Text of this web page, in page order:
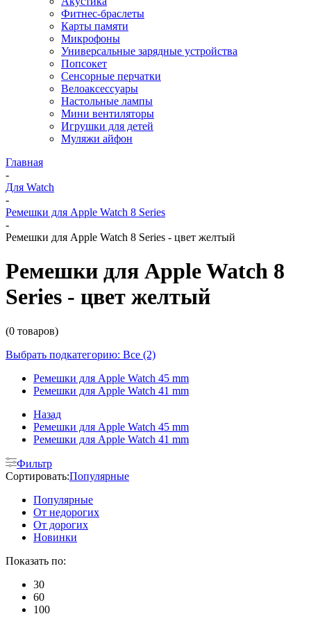
Фитнес-браслеты
Карты памяти
Микрофоны
Универсальные зарядные устройства
Попсокет
Сенсорные перчатки
Велоаксессуары
Настольные лампы
Мини вентиляторы
Игрушки для детей
Муляжи айфон
Главная
-
Для Watch
-
Ремешки для Apple Watch 8 Series
-
Ремешки для Apple Watch 8 Series - цвет желтый
Ремешки для Apple Watch 8
Series - цвет желтый
(0 товаров)
Выбрать подкатегорию: Все (2)
Ремешки для Apple Watch 45 mm
Ремешки для Apple Watch 41 mm
Назад
Ремешки для Apple Watch 45 mm
Ремешки для Apple Watch 41 mm
Фильтр
Сортировать:Популярные
Популярные
От недорогих
От дорогих
Новинки
Показать по:
30
60
100